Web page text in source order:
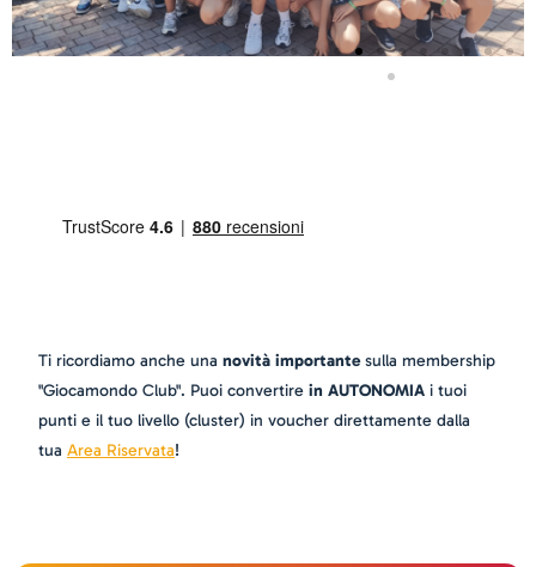
Ti ricordiamo anche una novità importantesulla membership
"Giocamondo Club". Puoi convertire in AUTONOMIA i tuoi
punti e il tuo livello (cluster) in voucher direttamente dalla
tua Area Riservata!